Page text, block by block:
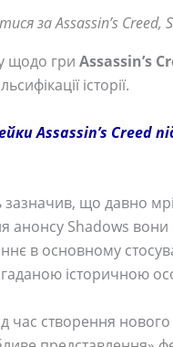
за Assassin’s Creed,
щодо гри Assassin’s
історії.
Assassin’s Creed
що давно
анонсу Shadows
в основному
історичною
час створення нового